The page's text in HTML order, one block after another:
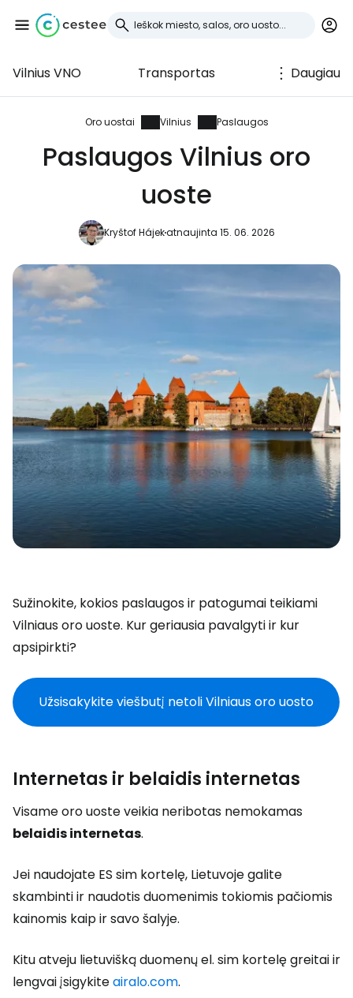
Vilnius VNO Transportas Daugiau
Oro uostai Vilnius Paslaugos
Paslaugos Vilnius oro
uoste
Kryštof Hájekatnaujinta 15. 06. 2026
Sužinokite, kokios paslaugos ir patogumai teikiami
Vilniaus oro uoste. Kur geriausia pavalgyti ir kur
apsipirkti?
Užsisakykite viešbutį netoli Vilniaus oro uosto
Internetas ir belaidis internetas
Visame oro uoste veikia neribotas nemokamas
belaidis internetas.
Jei naudojate ES sim kortelę, Lietuvoje galite
skambinti ir naudotis duomenimis tokiomis pačiomis
kainomis kaip ir savo šalyje.
Kitu atveju lietuvišką duomenų el. sim kortelę greitai ir
lengvai įsigykiteairalo.com.
Prisijunkite prie
Cestee
... pasaulinė kelionių bendruomenė
Tęsti el. paštu